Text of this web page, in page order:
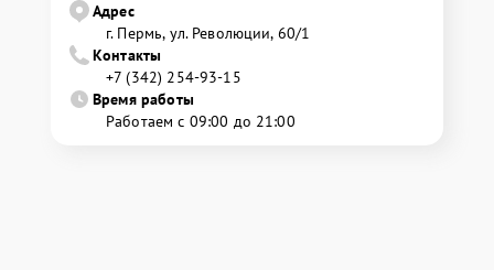
Адрес
г. Пермь, ул. ​Революции, 60/1
Контакты
+7 (342) 254-93-15
Время работы
Работаем с 09:00 до 21:00